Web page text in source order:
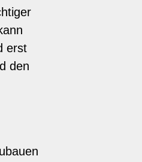
erst
den